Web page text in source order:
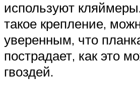
используют
такое крепление,
уверенным, что
пострадает, как это
гвоздей.